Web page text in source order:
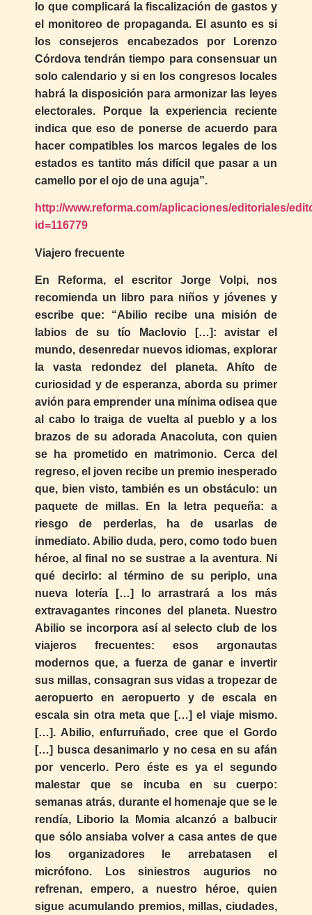
lo que complicará la fiscalización de gastos y
el monitoreo de propaganda. El asunto es si
los consejeros encabezados por Lorenzo
Córdova tendrán tiempo para consensuar un
solo calendario y si en los congresos locales
habrá la disposición para armonizar las leyes
electorales. Porque la experiencia reciente
indica que eso de ponerse de acuerdo para
hacer compatibles los marcos legales de los
estados es tantito más difícil que pasar a un
camello por el ojo de una aguja”.
http://www.reforma.com/aplicaciones/editoriales/
id=116779
Viajero frecuente
En Reforma, el escritor Jorge Volpi, nos
recomienda un libro para niños y jóvenes y
escribe que: “Abilio recibe una misión de
labios de su tío Maclovio […]: avistar el
mundo, desenredar nuevos idiomas, explorar
la vasta redondez del planeta. Ahíto de
curiosidad y de esperanza, aborda su primer
avión para emprender una mínima odisea que
al cabo lo traiga de vuelta al pueblo y a los
brazos de su adorada Anacoluta, con quien
se ha prometido en matrimonio. Cerca del
regreso, el joven recibe un premio inesperado
que, bien visto, también es un obstáculo: un
paquete de millas. En la letra pequeña: a
riesgo de perderlas, ha de usarlas de
inmediato. Abilio duda, pero, como todo buen
héroe, al final no se sustrae a la aventura. Ni
qué decirlo: al término de su periplo, una
nueva lotería […] lo arrastrará a los más
extravagantes rincones del planeta. Nuestro
Abilio se incorpora así al selecto club de los
viajeros frecuentes: esos argonautas
modernos que, a fuerza de ganar e invertir
sus millas, consagran sus vidas a tropezar de
aeropuerto en aeropuerto y de escala en
escala sin otra meta que […] el viaje mismo.
[…]. Abilio, enfurruñado, cree que el Gordo
[…] busca desanimarlo y no cesa en su afán
por vencerlo. Pero éste es ya el segundo
malestar que se incuba en su cuerpo:
semanas atrás, durante el homenaje que se le
rendía, Liborio la Momia alcanzó a balbucir
que sólo ansiaba volver a casa antes de que
los organizadores le arrebatasen el
micrófono. Los siniestros augurios no
refrenan, empero, a nuestro héroe, quien
sigue acumulando premios, millas, ciudades,